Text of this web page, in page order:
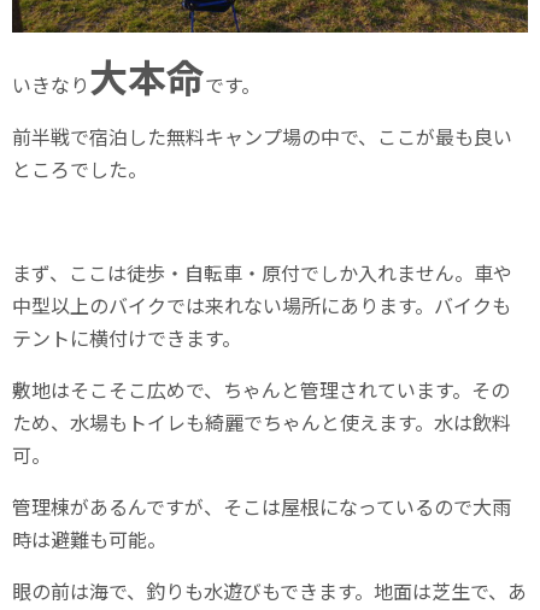
いきなり大本命です。
前半戦で宿泊した無料キャンプ場の中で、ここが最も良い
ところでした。
まず、ここは徒歩・自転車・原付でしか入れません。車や
中型以上のバイクでは来れない場所にあります。バイクも
テントに横付けできます。
敷地はそこそこ広めで、ちゃんと管理されています。その
ため、水場もトイレも綺麗でちゃんと使えます。水は飲料
可。
管理棟があるんですが、そこは屋根になっているので大雨
時は避難も可能。
眼の前は海で、釣りも水遊びもできます。地面は芝生で、あ